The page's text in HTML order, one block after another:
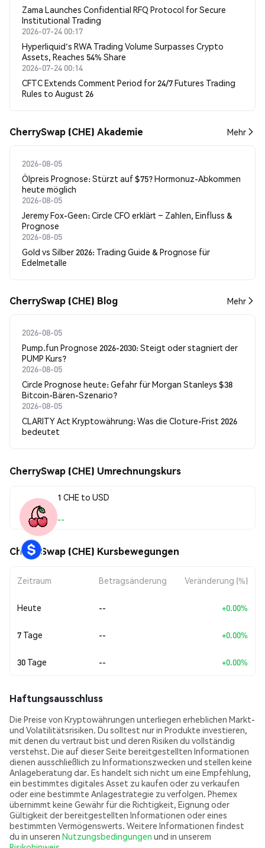
Zama Launches Confidential RFQ Protocol for Secure
Institutional Trading
2026-07-24 00:17
Hyperliquid's RWA Trading Volume Surpasses Crypto
Assets, Reaches 54% Share
2026-07-24 00:14
CFTC Extends Comment Period for 24/7 Futures Trading
Rules to August 26
CherrySwap (CHE) Akademie Mehr
2026-08-05
Ölpreis Prognose: Stürzt auf $75? Hormonuz-Abkommen
heute möglich
2026-08-05
Jeremy Fox-Geen: Circle CFO erklärt – Zahlen, Einfluss &
Prognose
2026-08-05
Gold vs Silber 2026: Trading Guide & Prognose für
Edelmetalle
CherrySwap (CHE) Blog Mehr
2026-08-05
Pump.fun Prognose 2026-2030: Steigt oder stagniert der
PUMP Kurs?
2026-08-05
Circle Prognose heute: Gefahr für Morgan Stanleys $38
Bitcoin-Bären-Szenario?
2026-08-05
CLARITY Act Kryptowährung: Was die Cloture-Frist 2026
bedeutet
CherrySwap (CHE) Umrechnungskurs
1 CHE to USD
--
CherrySwap (CHE) Kursbewegungen
Zeitraum Betragsänderung Veränderung (%)
Heute -- +0.00%
7 Tage -- +0.00%
30 Tage -- +0.00%
Haftungsausschluss
Die Preise von Kryptowährungen unterliegen erheblichen Markt-
und Volatilitätsrisiken. Du solltest nur in Produkte investieren,
mit denen du vertraut bist und deren Risiken du vollständig
verstehst. Die auf dieser Seite bereitgestellten Informationen
dienen ausschließlich zu Informationszwecken und stellen keine
Anlageberatung dar. Es handelt sich nicht um eine Empfehlung,
ein bestimmtes digitales Asset zu kaufen oder zu verkaufen
oder eine bestimmte Anlagestrategie zu verfolgen. Phemex
übernimmt keine Gewähr für die Richtigkeit, Eignung oder
Gültigkeit der bereitgestellten Informationen oder eines
bestimmten Vermögenswerts. Weitere Informationen findest
du in unseren Nutzungsbedingungen und in unserem